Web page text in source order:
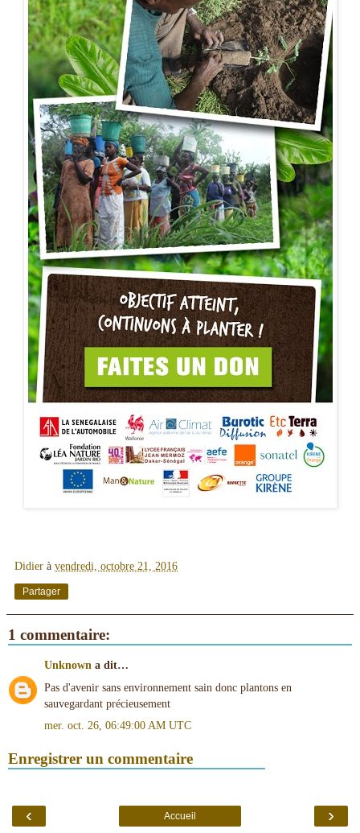
Didier à vendredi, octobre 21, 2016
Partager
1 commentaire:
Unknown a dit…
Pas d'avenir sans environnement sain donc plantons en
sauvegardant précieusement
mer. oct. 26, 06:49:00 AM UTC
Enregistrer un commentaire
‹ ›
Accueil